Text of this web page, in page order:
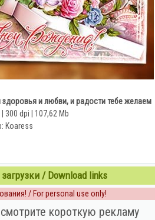
и любви, и радости тебе желаем
300 dpi | 107,62 Mb
Koaress
/ Download links
/ For personal use only!
короткую рекламу